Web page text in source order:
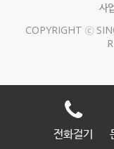
사
COPYRIGHT ⓒ
전화걸기